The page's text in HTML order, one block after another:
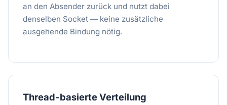
an den Absender zurück und nutzt dabei
denselben Socket — keine zusätzliche
ausgehende Bindung nötig.
Thread-basierte Verteilung